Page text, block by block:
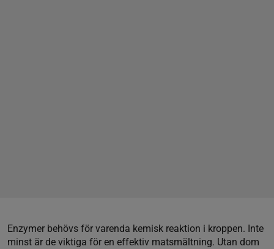
Enzymer behövs för varenda kemisk reaktion i kroppen. Inte
minst är de viktiga för en effektiv matsmältning. Utan dom